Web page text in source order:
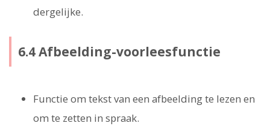
dergelijke.
6.4 Afbeelding-voorleesfunctie
Functie om tekst van een afbeelding te lezen en
om te zetten in spraak.